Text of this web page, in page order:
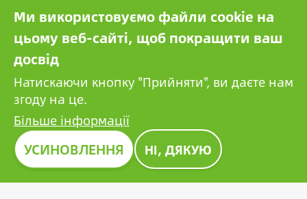
відбирає та класифікує компанії з більш ніж одного
мільйона кредитних звітів для порівняння надійних
компаній.
Зображення
Ми використовуємо файли cookie на
цьому веб-сайті, щоб покращити ваш
досвід
Натискаючи кнопку "Прийняти", ви даєте нам
згоду на це.
Більше інформації
УСИНОВЛЕННЯ НІ, ДЯКУЮ